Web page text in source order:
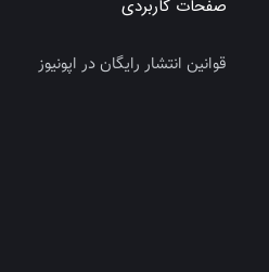
صفحات کاربردی
قوانین انتشار رایگان در اپونیوز